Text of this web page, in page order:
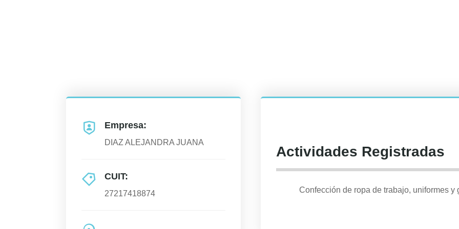
Empresa:
DIAZ ALEJANDRA JUANA
CUIT:
27217418874
Actividades Registradas
Confección de ropa de trabajo, uniformes y